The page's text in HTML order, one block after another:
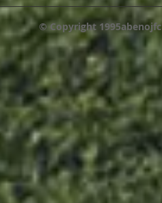
© Copyright 1995abenojfc